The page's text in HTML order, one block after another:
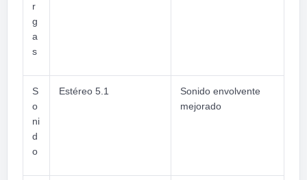
r
g
a
s
S
o
ni
d
o
Estéreo 5.1
Sonido envolvente
mejorado